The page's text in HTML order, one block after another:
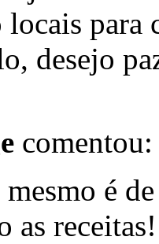
locais para
desejo
comentou:
é
as